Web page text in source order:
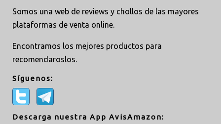
Somos una web de reviews y chollos de las mayores
plataformas de venta online.
Encontramos los mejores productos para
recomendaroslos.
Síguenos:
Descarga nuestra App AvisAmazon: